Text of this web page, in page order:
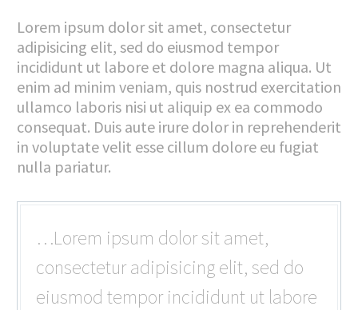
Lorem ipsum dolor sit amet, consectetur
adipisicing elit, sed do eiusmod tempor
incididunt ut labore et dolore magna aliqua. Ut
enim ad minim veniam, quis nostrud exercitation
ullamco laboris nisi ut aliquip ex ea commodo
consequat. Duis aute irure dolor in reprehenderit
in voluptate velit esse cillum dolore eu fugiat
nulla pariatur.
…Lorem ipsum dolor sit amet,
consectetur adipisicing elit, sed do
eiusmod tempor incididunt ut labore